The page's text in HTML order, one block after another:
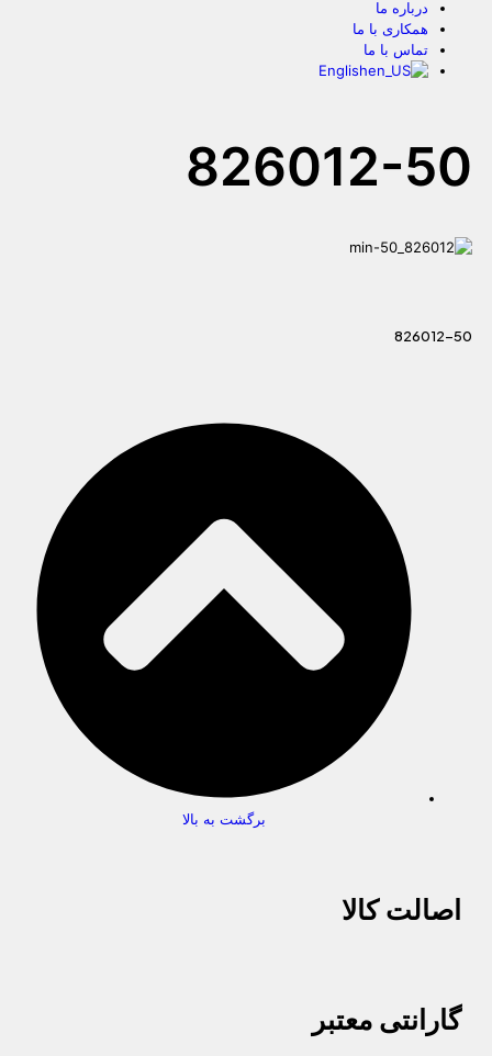
درباره ما
همکاری با ما
تماس با ما
English
826012-50
826012-50
برگشت به بالا
اصالت کالا
گارانتی معتبر